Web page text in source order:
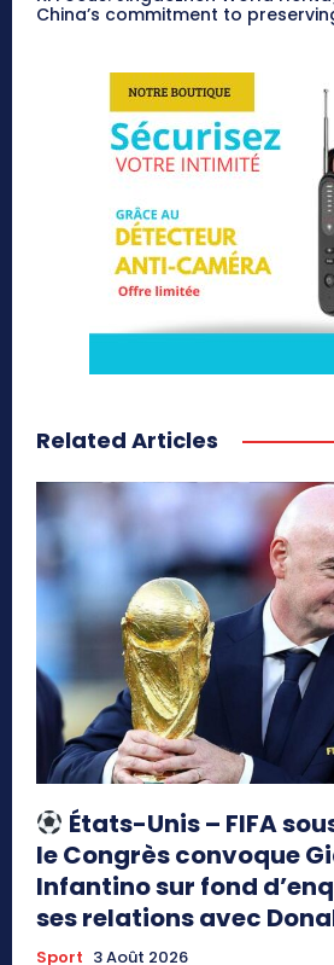
China’s commitment to
Related Articles
États-Unis – FIFA
le Congrès convoque
Infantino sur fond
ses relations avec
Sport 3 Août 2026